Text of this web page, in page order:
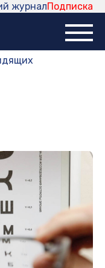
Подписка
журнал